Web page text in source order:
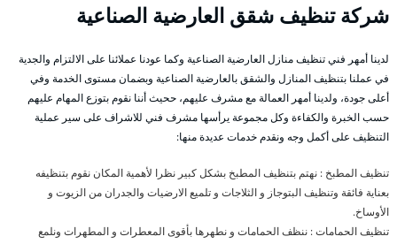
شركة تنظيف شقق العارضية الصناعية
لدينا أمهر فني تنظيف منازل العارضية الصناعية وكما عودنا عملائنا على الالتزام والجدية
في عملنا بتنظيف المنازل والشقق بالعارضية الصناعية وبضمان مستوى الخدمة وفي
أعلى جودة، ولدينا أمهر العمالة مع مشرف عليهم، ححيث أننا نقوم بتوزع المهام عليهم
حسب الخبرة والكفاءة وكل مجموعة يرأسها مشرف فني للاشراف على سير عملية
التنظيف على أكمل وجه ونقدم خدمات عديدة منها:
تنظيف المطبخ : نهتم بتنظيف المطبخ بشكل كبير نظرا لأهمية المكان نقوم بتنظيفه
بعناية فائقة وتنظيف البتوجاز و الثلاجات و تلميع الارضيات والجدران من الزيوت و
الأوساخ.
تنظيف الحمامات : ننظف الحمامات و نطهرها بأقوى المعطرات و المطهرات ونلمع